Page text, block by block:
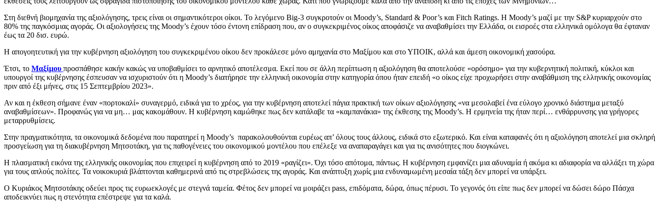
Στη διεθνή βιομηχανία της αξιολόγησης, τρεις είναι οι σημαντικότεροι οίκοι. Το λεγόμενο Big-3 συγκροτούν οι Moody’s, Standard & Poor’s και Fitch Ratings. Η Moody’s μαζί με την S&P κυριαρχούν στο
80% της παγκόσμιας αγοράς. Οι αξιολογήσεις της Moody’s έχουν τόσο έντονη επίδραση που, αν ο συγκεκριμένος οίκος αποφάσιζε να αναβαθμίσει την Ελλάδα, οι εισροές στα ελληνικά ομόλογα θα έφταναν
έως τα 20 δισ. ευρώ.
Η απογοητευτική για την κυβέρνηση αξιολόγηση του συγκεκριμένου οίκου δεν προκάλεσε μόνο αμηχανία στο Μαξίμου και στο ΥΠΟΙΚ, αλλά και άμεση οικονομική χασούρα.
Έτσι, το Μαξίμου προσπάθησε κακήν κακώς να υποβαθμίσει το αρνητικό αποτέλεσμα. Εκεί που σε άλλη περίπτωση η αξιολόγηση θα αποτελούσε «ορόσημο» για την κυβερνητική πολιτική, κύκλοι και
υπουργοί της κυβέρνησης έσπευσαν να ισχυριστούν ότι η Moody’s διατήρησε την ελληνική οικονομία στην κατηγορία όπου ήταν επειδή «ο οίκος είχε προχωρήσει στην αναβάθμιση της ελληνικής οικονομίας
πριν από έξι μήνες, στις 15 Σεπτεμβρίου 2023».
Αν και η έκθεση σήμανε έναν «πορτοκαλί» συναγερμό, ειδικά για το χρέος, για την κυβέρνηση αποτελεί πάγια πρακτική των οίκων αξιολόγησης «να μεσολαβεί ένα εύλογο χρονικό διάστημα μεταξύ
αναβαθμίσεων». Προφανώς για να μη… μας κακομάθουν. Η κυβέρνηση καμώθηκε πως δεν κατάλαβε τα «καμπανάκια» της έκθεσης της Moody’s. Η ερμηνεία της ήταν περί… ενθάρρυνσης για γρήγορες
μεταρρυθμίσεις.
Στην πραγματικότητα, τα οικονομικά δεδομένα που παρατηρεί η Moody’s παρακολουθούνται ευρέως απ’ όλους τους άλλους, ειδικά στο εξωτερικό. Και είναι καταφανές ότι η αξιολόγηση αποτελεί μια σκληρή
προσγείωση για τη διακυβέρνηση Μητσοτάκη, για τις παθογένειες του οικονομικού μοντέλου που επέλεξε να αναπαραγάγει και για τις ανισότητες που διογκώνει.
Η πλασματική εικόνα της ελληνικής οικονομίας που επιχειρεί η κυβέρνηση από το 2019 «ραγίζει». Όχι τόσο απότομα, πάντως. Η κυβέρνηση εμφανίζει μια αδυναμία ή ακόμα κι αδιαφορία να αλλάξει τη χώρα
για τους απλούς πολίτες. Τα νοικοκυριά βλάπτονται καθημερινά από τις στρεβλώσεις της αγοράς. Και ανάπτυξη χωρίς μια ενδυναμωμένη μεσαία τάξη δεν μπορεί να υπάρξει.
Ο Κυριάκος Μητσοτάκης οδεύει προς τις ευρωεκλογές με στεγνά ταμεία. Φέτος δεν μπορεί να μοιράζει pass, επιδόματα, δώρα, όπως πέρυσι. Το γεγονός ότι είπε πως δεν μπορεί να δώσει δώρο Πάσχα
αποδεικνύει πως η στενότητα επέστρεψε για τα καλά.